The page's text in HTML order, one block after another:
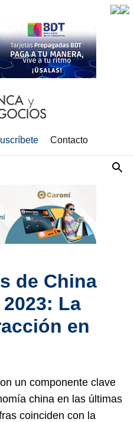
Contacto
de China
La
en
un componente clave
china en las últimas
coinciden con la